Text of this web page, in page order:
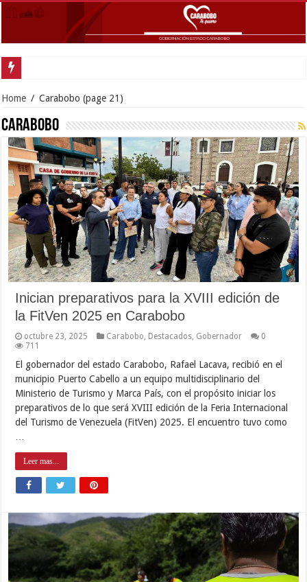
Home / Carabobo (page 21)
Carabobo
Inician preparativos para la XVIII edición de
la FitVen 2025 en Carabobo
octubre 23, 2025 Carabobo, Destacados, Gobernador
0
711
El gobernador del estado Carabobo, Rafael Lacava, recibió en el
municipio Puerto Cabello a un equipo multidisciplinario del
Ministerio de Turismo y Marca País, con el propósito iniciar los
preparativos de lo que será XVIII edición de la Feria Internacional
del Turismo de Venezuela (FitVen) 2025. El encuentro tuvo como
…
Leer mas...